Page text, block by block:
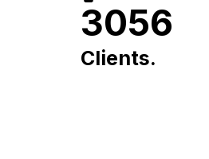
3056
Clients.